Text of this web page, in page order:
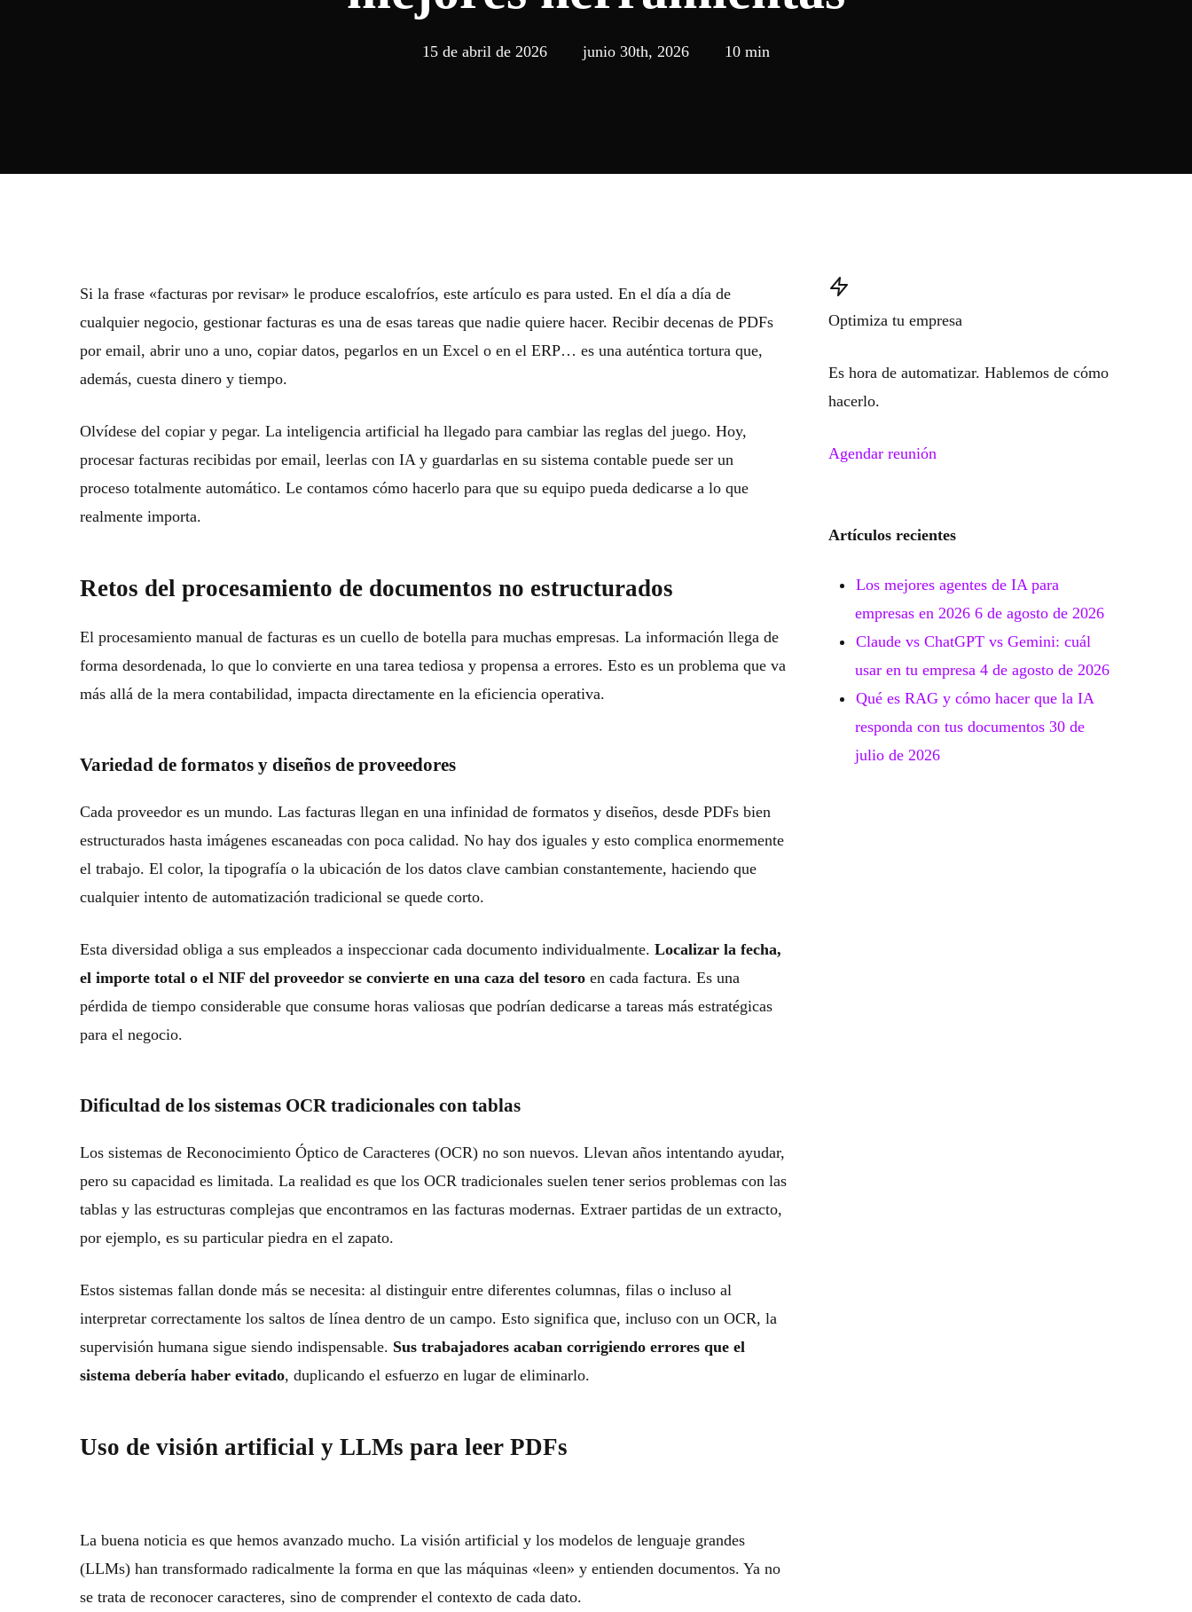
15 de abril de 2026 junio 30th, 2026 10 min
Si la frase «facturas por revisar» le produce escalofríos, este artículo es para usted. En el día a día de
cualquier negocio, gestionar facturas es una de esas tareas que nadie quiere hacer. Recibir decenas de PDFs
por email, abrir uno a uno, copiar datos, pegarlos en un Excel o en el ERP… es una auténtica tortura que,
además, cuesta dinero y tiempo.
Olvídese del copiar y pegar. La inteligencia artificial ha llegado para cambiar las reglas del juego. Hoy,
procesar facturas recibidas por email, leerlas con IA y guardarlas en su sistema contable puede ser un
proceso totalmente automático. Le contamos cómo hacerlo para que su equipo pueda dedicarse a lo que
realmente importa.
Retos del procesamiento de documentos no estructurados
El procesamiento manual de facturas es un cuello de botella para muchas empresas. La información llega de
forma desordenada, lo que lo convierte en una tarea tediosa y propensa a errores. Esto es un problema que va
más allá de la mera contabilidad, impacta directamente en la eficiencia operativa.
Variedad de formatos y diseños de proveedores
Cada proveedor es un mundo. Las facturas llegan en una infinidad de formatos y diseños, desde PDFs bien
estructurados hasta imágenes escaneadas con poca calidad. No hay dos iguales y esto complica enormemente
el trabajo. El color, la tipografía o la ubicación de los datos clave cambian constantemente, haciendo que
cualquier intento de automatización tradicional se quede corto.
Esta diversidad obliga a sus empleados a inspeccionar cada documento individualmente. Localizar la fecha,
el importe total o el NIF del proveedor se convierte en una caza del tesoro en cada factura. Es una
pérdida de tiempo considerable que consume horas valiosas que podrían dedicarse a tareas más estratégicas
para el negocio.
Dificultad de los sistemas OCR tradicionales con tablas
Los sistemas de Reconocimiento Óptico de Caracteres (OCR) no son nuevos. Llevan años intentando ayudar,
pero su capacidad es limitada. La realidad es que los OCR tradicionales suelen tener serios problemas con las
tablas y las estructuras complejas que encontramos en las facturas modernas. Extraer partidas de un extracto,
por ejemplo, es su particular piedra en el zapato.
Estos sistemas fallan donde más se necesita: al distinguir entre diferentes columnas, filas o incluso al
interpretar correctamente los saltos de línea dentro de un campo. Esto significa que, incluso con un OCR, la
supervisión humana sigue siendo indispensable. Sus trabajadores acaban corrigiendo errores que el
sistema debería haber evitado, duplicando el esfuerzo en lugar de eliminarlo.
Uso de visión artificial y LLMs para leer PDFs
La buena noticia es que hemos avanzado mucho. La visión artificial y los modelos de lenguaje grandes
(LLMs) han transformado radicalmente la forma en que las máquinas «leen» y entienden documentos. Ya no
se trata de reconocer caracteres, sino de comprender el contexto de cada dato.
Optimiza tu empresa
Es hora de automatizar. Hablemos de cómo
hacerlo.
Agendar reunión
Artículos recientes
Los mejores agentes de IA para
empresas en 2026 6 de agosto de 2026
Claude vs ChatGPT vs Gemini: cuál
usar en tu empresa 4 de agosto de 2026
Qué es RAG y cómo hacer que la IA
responda con tus documentos 30 de
julio de 2026